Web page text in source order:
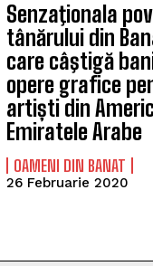
Senzaţionala
tânărului din
care câştigă
opere grafice
artiști din
Emiratele Arabe
OAMENI DIN BANAT
26 Februarie 2020